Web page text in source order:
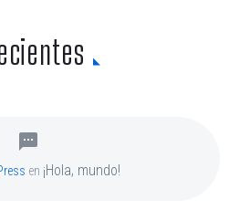
en ¡Hola, mundo!